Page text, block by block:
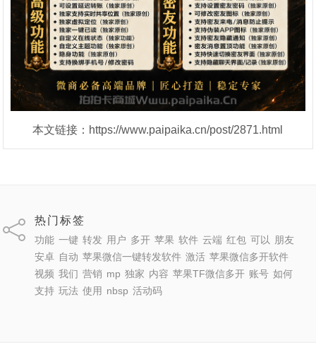
本文链接：https://www.paipaika.cn/post/2871.html
热门标签
功能 一键 转发 用户 多开 苹果 软件 云端 红包 可以
朋友
安卓 自动 苹果微信一键转发软件 激活 苹果微信多开软件
视频 我们 营销 mp 独家 内容 苹果TF微信多开 账号 如何
支持 玩法 使用 nbsp 活动码